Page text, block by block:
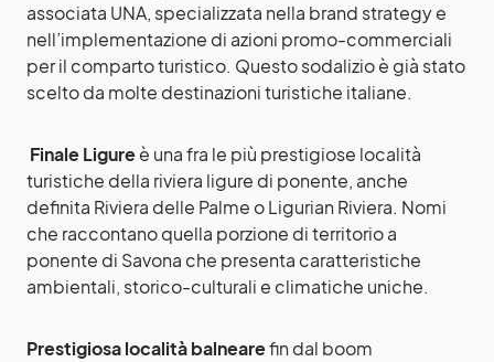
associata UNA, specializzata nella brand strategy e
nell’implementazione di azioni promo-commerciali
per il comparto turistico. Questo sodalizio è già stato
scelto da molte destinazioni turistiche italiane.
Finale Ligureè una fra le più prestigiose località
turistiche della riviera ligure di ponente, anche
definita Riviera delle Palme o Ligurian Riviera. Nomi
che raccontano quella porzione di territorio a
ponente di Savona che presenta caratteristiche
ambientali, storico-culturali e climatiche uniche.
Prestigiosa località balnearefin dal boom